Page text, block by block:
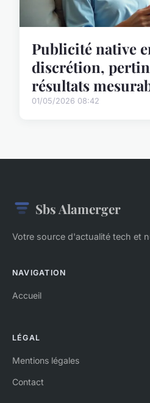
Publicité native
discrétion,
résultats
01/05/2026 08:42
Sbs Alamerger
Votre source d'actualité tech et
NAVIGATION
Accueil
LÉGAL
Mentions légales
Contact